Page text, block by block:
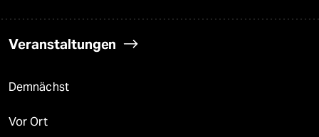
Veranstaltungen
Demnächst
Vor Ort